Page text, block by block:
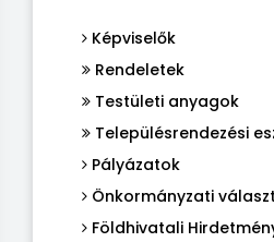
Képviselők
Rendeletek
Testületi anyagok
Településrendezési
Pályázatok
Önkormányzati
Földhivatali